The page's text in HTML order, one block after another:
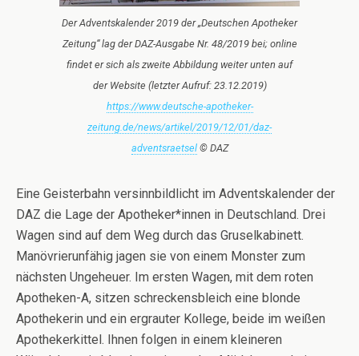
Der Adventskalender 2019 der „Deutschen Apotheker
Zeitung“ lag der DAZ-Ausgabe Nr. 48/2019 bei; online
findet er sich als zweite Abbildung weiter unten auf
der Website (letzter Aufruf: 23.12.2019)
https://www.deutsche-apotheker-
zeitung.de/news/artikel/2019/12/01/daz-
adventsraetsel© DAZ
Eine Geisterbahn versinnbildlicht im Adventskalender der
DAZ die Lage der Apotheker*innen in Deutschland. Drei
Wagen sind auf dem Weg durch das Gruselkabinett.
Manövrierunfähig jagen sie von einem Monster zum
nächsten Ungeheuer. Im ersten Wagen, mit dem roten
Apotheken-A, sitzen schreckensbleich eine blonde
Apothekerin und ein ergrauter Kollege, beide im weißen
Apothekerkittel. Ihnen folgen in einem kleineren